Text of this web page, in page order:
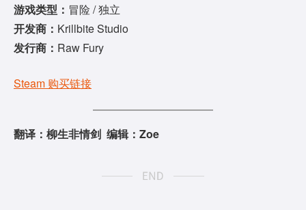
游戏类型： 冒险 / 独立
开发商： Krillbite Studio
发行商： Raw Fury
Steam 购买链接
翻译：柳生非情剑 编辑：Zoe